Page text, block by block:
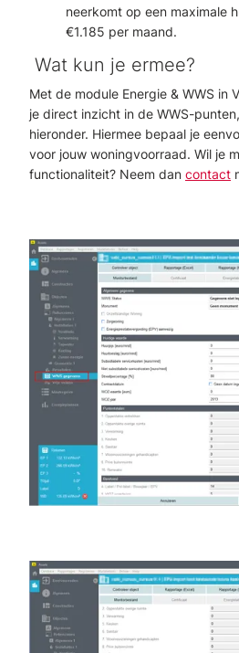
neerkomt op een maximale
€1.185 per maand.
Wat kun je ermee?
Met de module Energie & WWS in
je direct inzicht in de WWS-
hieronder. Hiermee bepaal je
voor jouw woningvoorraad. Wil je
functionaliteit? Neem dan contact